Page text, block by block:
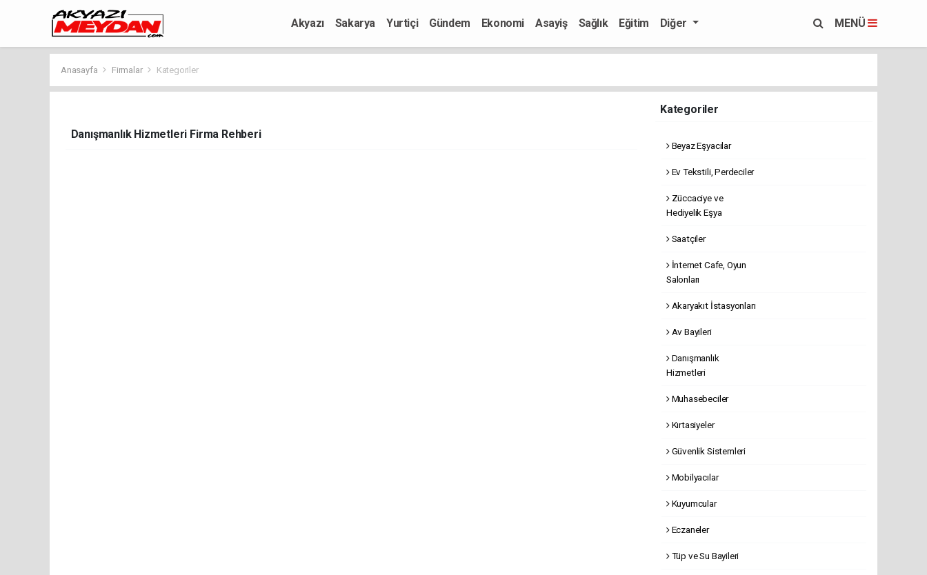
Akyazı Sakarya Yurtiçi Gündem Ekonomi Asayiş Sağlık Eğitim Diğer MENÜ
Anasayfa Firmalar Kategoriler
Danışmanlık Hizmetleri Firma Rehberi
Kategoriler
Beyaz Eşyacılar
Ev Tekstili, Perdeciler
Züccaciye ve
Hediyelik Eşya
Saatçiler
İnternet Cafe, Oyun
Salonları
Akaryakıt İstasyonları
Av Bayileri
Danışmanlık
Hizmetleri
Muhasebeciler
Kırtasiyeler
Güvenlik Sistemleri
Mobilyacılar
Kuyumcular
Eczaneler
Tüp ve Su Bayileri